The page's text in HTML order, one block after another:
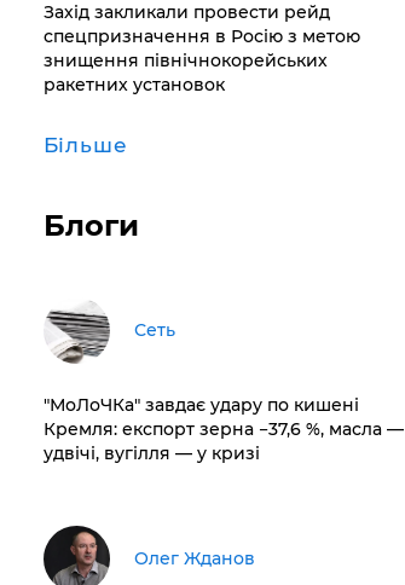
​Захід закликали провести рейд
спецпризначення в Росію з метою
знищення північнокорейських
ракетних установок
Більше
Блоги
Сеть
​"МоЛоЧКа" завдає удару по кишені
Кремля: експорт зерна −37,6 %, масла —
удвічі, вугілля — у кризі
Олег Жданов